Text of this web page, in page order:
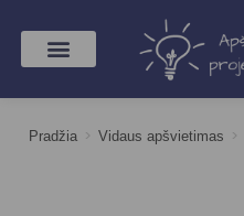
Pradžia > Vidaus apšvietimas >